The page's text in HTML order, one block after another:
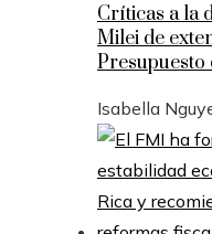
Críticas a la
Milei de
Presupuesto
Isabella